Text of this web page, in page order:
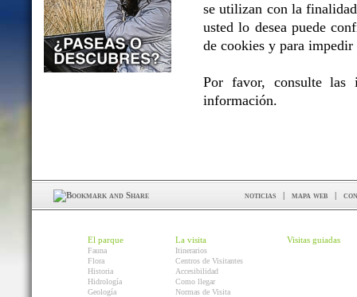
se utilizan con la
usted lo desea puede
de cookies y para
Por favor, consulte las
información.
noticias | mapa web |
El parque
Fauna
Flora
Historia
Hidrología
Geología
La visita
Itinerarios
Centros de Visitantes
Accesibilidad
Como llegar
Normas de Visita
Visitas guiadas